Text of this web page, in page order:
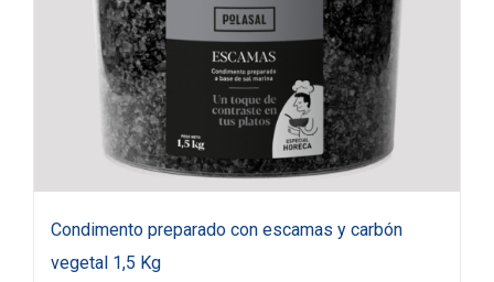
Condimento preparado con escamas y carbón
vegetal 1,5 Kg